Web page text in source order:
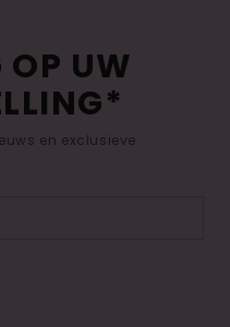
OP UW
en exclusieve